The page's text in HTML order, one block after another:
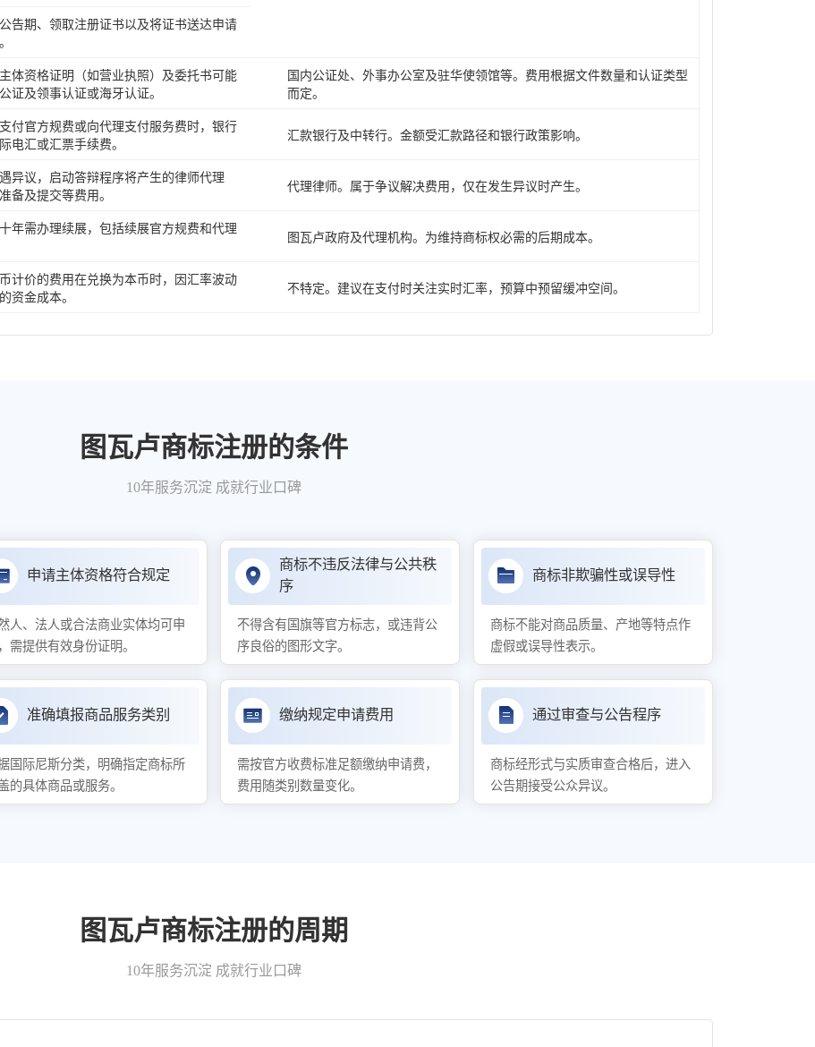
告期、领取注册证书以及将证书送达申请
体资格证明（如营业执照）及委托书可能
证及领事认证或海牙认证。
国内公证处、外事办公室及驻华使领馆等。费用根据文件数量和认证类型
而定。
付官方规费或向代理支付服务费时，银行
电汇或汇票手续费。
汇款银行及中转行。金额受汇款路径和银行政策影响。
异议，启动答辩程序将产生的律师代理
备及提交等费用。
代理律师。属于争议解决费用，仅在发生异议时产生。
年需办理续展，包括续展官方规费和代理
图瓦卢政府及代理机构。为维持商标权必需的后期成本。
计价的费用在兑换为本币时，因汇率波动
资金成本。
不特定。建议在支付时关注实时汇率，预算中预留缓冲空间。
图瓦卢商标注册的条件
10年服务沉淀 成就行业口碑
申请主体资格符合规定
人、法人或合法商业实体均可申
需提供有效身份证明。
商标不违反法律与公共秩
序
不得含有国旗等官方标志，或违背公
序良俗的图形文字。
商标非欺骗性或误导性
商标不能对商品质量、产地等特点作
虚假或误导性表示。
准确填报商品服务类别
国际尼斯分类，明确指定商标所
的具体商品或服务。
缴纳规定申请费用
需按官方收费标准足额缴纳申请费，
费用随类别数量变化。
通过审查与公告程序
商标经形式与实质审查合格后，进入
公告期接受公众异议。
图瓦卢商标注册的周期
10年服务沉淀 成就行业口碑